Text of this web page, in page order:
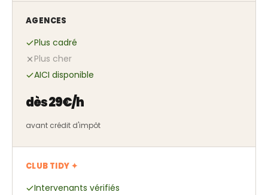
AGENCES
Plus cadré
Plus cher
AICI disponible
dès 29€/h
avant crédit d'impôt
CLUB TIDY ✦
Intervenants vérifiés